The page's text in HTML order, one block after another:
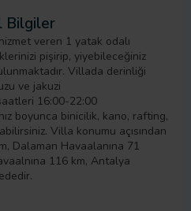
Bilgiler
veren 1 yatak odalı
pişirip, yiyebileceğiniz
Villada derinliği
ve jakuzi
16:00-22:00
boyunca binicilik, kano, rafting,
Villa konumu açısından
Dalaman Havaalanına 71
116 km, Antalya